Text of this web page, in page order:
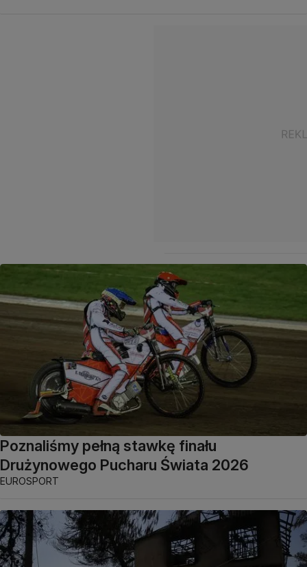
Poznaliśmy pełną stawkę finału
Drużynowego Pucharu Świata 2026
EUROSPORT